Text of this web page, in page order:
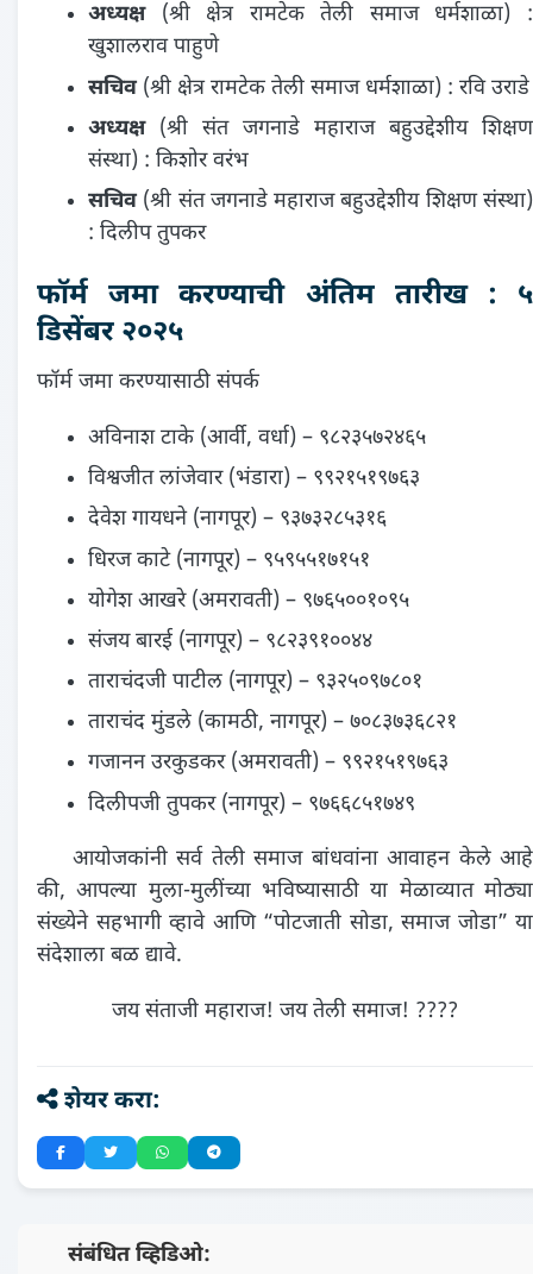
अध्यक्ष(श्री क्षेत्र रामटेक तेली समाज धर्मशाळा) :
खुशालराव पाहुणे
सचिव(श्री क्षेत्र रामटेक तेली समाज धर्मशाळा) : रवि उराडे
अध्यक्ष(श्री संत जगनाडे महाराज बहुउद्देशीय शिक्षण
संस्था) : किशोर वरंभ
सचिव(श्री संत जगनाडे महाराज बहुउद्देशीय शिक्षण संस्था)
: दिलीप तुपकर
फॉर्म जमा करण्याची अंतिम तारीख : ५
डिसेंबर २०२५
फॉर्म जमा करण्यासाठी संपर्क
अविनाश टाके (आर्वी, वर्धा) – ९८२३५७२४६५
विश्वजीत लांजेवार (भंडारा) – ९९२१५१९७६३
देवेश गायधने (नागपूर) – ९३७३२८५३१६
धिरज काटे (नागपूर) – ९५९५५१७१५१
योगेश आखरे (अमरावती) – ९७६५००१०९५
संजय बारई (नागपूर) – ९८२३९१००४४
ताराचंदजी पाटील (नागपूर) – ९३२५०९७८०१
ताराचंद मुंडले (कामठी, नागपूर) – ७०८३७३६८२१
गजानन उरकुडकर (अमरावती) – ९९२१५१९७६३
दिलीपजी तुपकर (नागपूर) – ९७६६८५१७४९
आयोजकांनी सर्व तेली समाज बांधवांना आवाहन केले आहे
की, आपल्या मुला-मुलींच्या भविष्यासाठी या मेळाव्यात मोठ्या
संख्येने सहभागी व्हावे आणि “पोटजाती सोडा, समाज जोडा” या
संदेशाला बळ द्यावे.
जय संताजी महाराज! जय तेली समाज! ????
शेयर करा:
📺 संबंधित व्हिडिओ: